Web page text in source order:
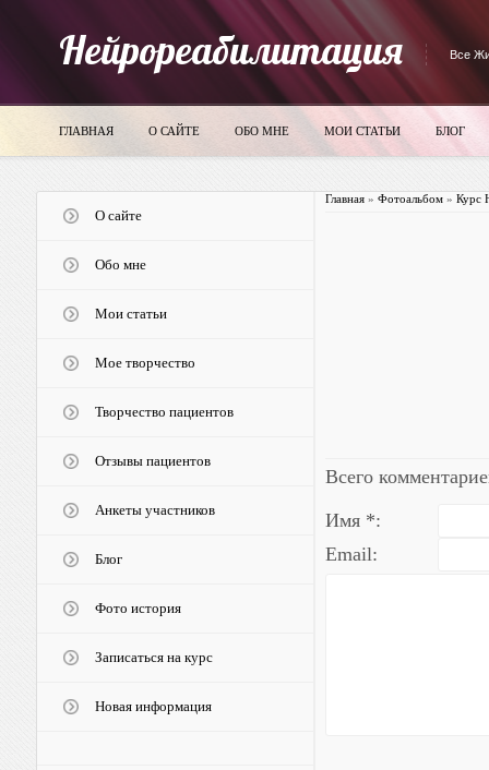
Нейрореабилитация Все
ГЛАВНАЯ О САЙТЕ ОБО МНЕ МОИ СТАТЬИ БЛОГ
О сайте
Обо мне
Мои статьи
Мое творчество
Творчество пациентов
Отзывы пациентов
Анкеты участников
Блог
Фото история
Записаться на курс
Новая информация
Главная» Фотоальбом» Курс
Всего
Имя *:
Email: